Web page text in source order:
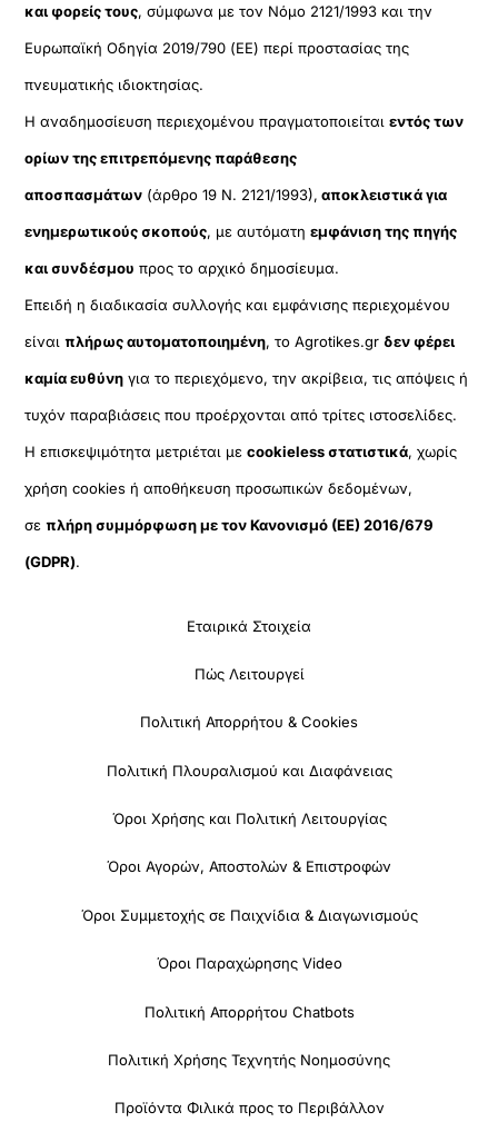
και φορείς τους, σύμφωνα με τον Νόμο 2121/1993 και την
Ευρωπαϊκή Οδηγία 2019/790 (ΕΕ) περί προστασίας της
πνευματικής ιδιοκτησίας.
Η αναδημοσίευση περιεχομένου πραγματοποιείταιεντός των
ορίων της επιτρεπόμενης παράθεσης
αποσπασμάτων (άρθρο 19 Ν. 2121/1993), αποκλειστικά για
ενημερωτικούς σκοπούς, με αυτόματηεμφάνιση της πηγής
και συνδέσμου προς το αρχικό δημοσίευμα.
Επειδή η διαδικασία συλλογής και εμφάνισης περιεχομένου
είναιπλήρως αυτοματοποιημένη, το Agrotikes.gr δεν φέρει
καμία ευθύνη για το περιεχόμενο, την ακρίβεια, τις απόψεις ή
τυχόν παραβιάσεις που προέρχονται από τρίτες ιστοσελίδες.
Η επισκεψιμότητα μετριέται μεcookieless στατιστικά, χωρίς
χρήση cookies ή αποθήκευση προσωπικών δεδομένων,
σεπλήρη συμμόρφωση με τον Κανονισμό (ΕΕ) 2016/679
(GDPR).
Εταιρικά Στοιχεία
Πώς Λειτουργεί
Πολιτική Απορρήτου & Cookies
Πολιτική Πλουραλισμού και Διαφάνειας
Όροι Χρήσης και Πολιτική Λειτουργίας
Όροι Αγορών, Αποστολών & Επιστροφών
Όροι Συμμετοχής σε Παιχνίδια & Διαγωνισμούς
Όροι Παραχώρησης Video
Πολιτική Απορρήτου Chatbots
Πολιτική Χρήσης Τεχνητής Νοημοσύνης
Προϊόντα Φιλικά προς το Περιβάλλον